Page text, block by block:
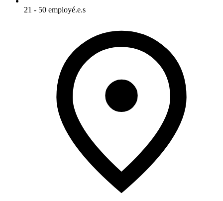
21 - 50 employé.e.s